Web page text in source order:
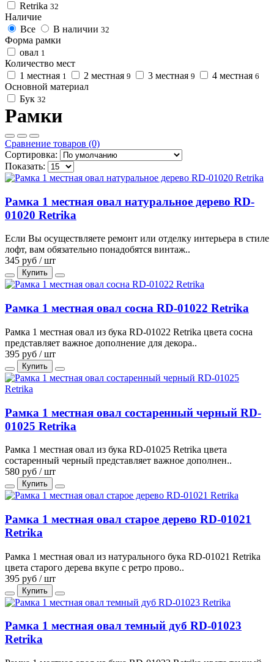
Retrika 32
Наличие
Все
В наличии 32
Форма рамки
овал 1
Количество мест
1 местная 1 2 местная 9 3 местная 9 4 местная 6
Основной материал
Бук 32
Рамки
Сравнение товаров (0)
Сортировка:
Показать:
Рамка 1 местная овал натуральное дерево RD-
01020 Retrika
Если Вы осуществляете ремонт или отделку интерьера в стиле
лофт, вам обязательно понадобятся винтаж..
345 руб / шт
Купить
Рамка 1 местная овал сосна RD-01022 Retrika
Рамка 1 местная овал из бука RD-01022 Retrika цвета сосна
представляет важное дополнение для декора..
395 руб / шт
Купить
Рамка 1 местная овал состаренный черный RD-
01025 Retrika
Рамка 1 местная овал из бука RD-01025 Retrika цвета
состаренный черный представляет важное дополнен..
580 руб / шт
Купить
Рамка 1 местная овал старое дерево RD-01021
Retrika
Рамка 1 местная овал из натурального бука RD-01021 Retrika
цвета старого дерева вкупе с ретро прово..
395 руб / шт
Купить
Рамка 1 местная овал темный дуб RD-01023
Retrika